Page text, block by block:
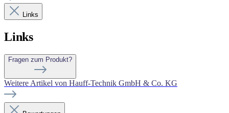
Links
Links
Fragen zum Produkt?
Weitere Artikel von Hauff-Technik GmbH & Co. KG